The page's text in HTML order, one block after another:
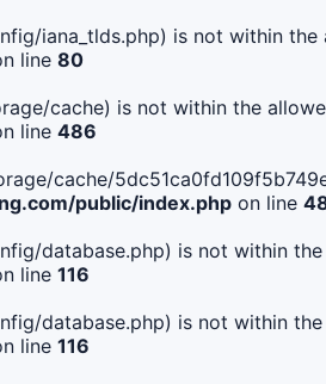
iana_tlds.php) is not within the
line 80
cache) is not within the
line 486
cache/
public/index.php on line
database.php) is not within
line 116
database.php) is not within
line 116